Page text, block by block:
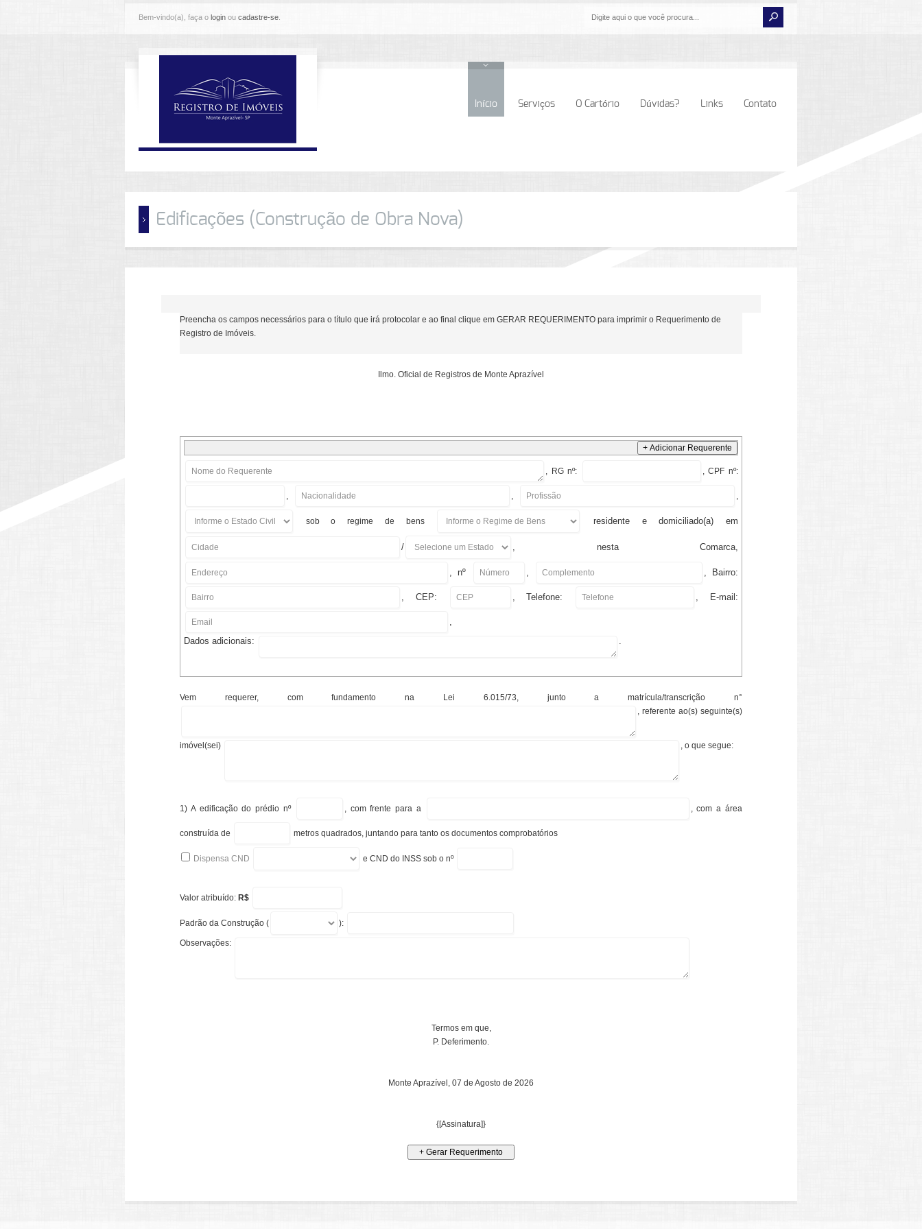
Bem-vindo(a), faça o login ou cadastre-se
Início Serviços O Cartório Dúvidas? Links Contato
Edificações (Construção de Obra Nova)
Preencha os campos necessários para o título que irá protocolar e ao final clique em GERAR REQUERIMENTO para imprimir o Requerimento de
Registro de Imóveis.
Ilmo. Oficial de Registros de Monte Aprazível
+ Adicionar Requerente
, RGnº: ,CPF nº:
, , ,
sob o regime de bens residente e domiciliado(a)em
/ , nesta Comarca,
, nº , , Bairro:
, CEP: , Telefone: , E-mail:
,
Dados adicionais:
.
Vem requerer, com fundamento na Lei 6.015/73, junto a matrícula/transcrição n°
, referente ao(s) seguinte(s)
imóvel(sei) , o que segue:
1) A edificação do prédio nº , com frente para a , com a área
construída de metros quadrados, juntando para tanto os documentos comprobatórios
Dispensa CND e CND do INSS sob o nº
Valor atribuído: R$
Padrão da Construção ( ):
Observações:
Termos em que,
P. Deferimento.
Monte Aprazível, 07 de Agosto de 2026
{[Assinatura]}
+ Gerar Requerimento